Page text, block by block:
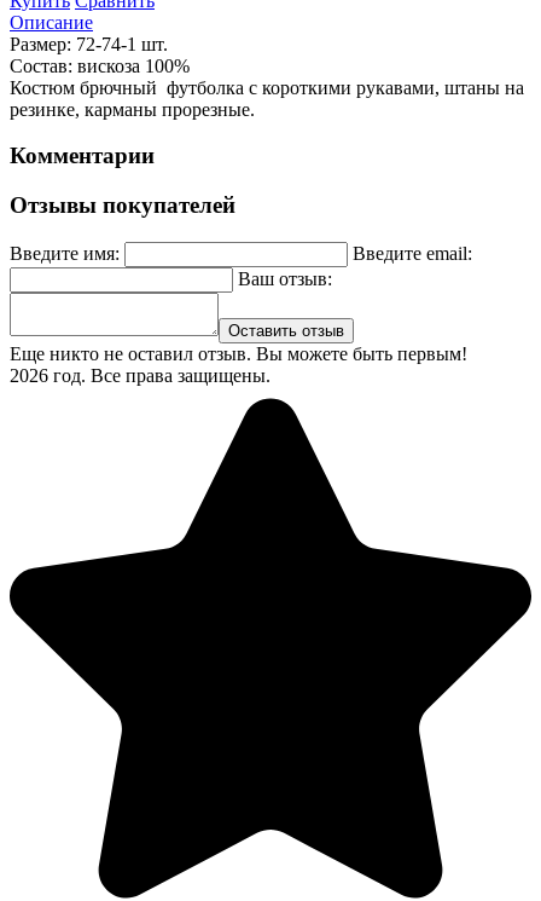
Описание
Размер: 72-74-1 шт.
Состав: вискоза 100%
Костюм брючный футболка с короткими рукавами, штаны на
резинке, карманы прорезные.
Комментарии
Отзывы покупателей
Введите имя:
Введите email:
Ваш отзыв:
Оставить отзыв
Еще никто не оставил отзыв. Вы можете быть первым!
2026 год. Все права защищены.